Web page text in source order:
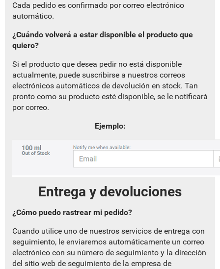
Cada pedido es confirmado por correo electrónico
automático.
¿Cuándo volverá a estar disponible el producto que
quiero?
Si el producto que desea pedir no está disponible
actualmente, puede suscribirse a nuestros correos
electrónicos automáticos de devolución en stock. Tan
pronto como su producto esté disponible, se le notificará
por correo.
Ejemplo:
Entrega y devoluciones
¿Cómo puedo rastrear mi pedido?
Cuando utilice uno de nuestros servicios de entrega con
seguimiento, le enviaremos automáticamente un correo
electrónico con su número de seguimiento y la dirección
del sitio web de seguimiento de la empresa de